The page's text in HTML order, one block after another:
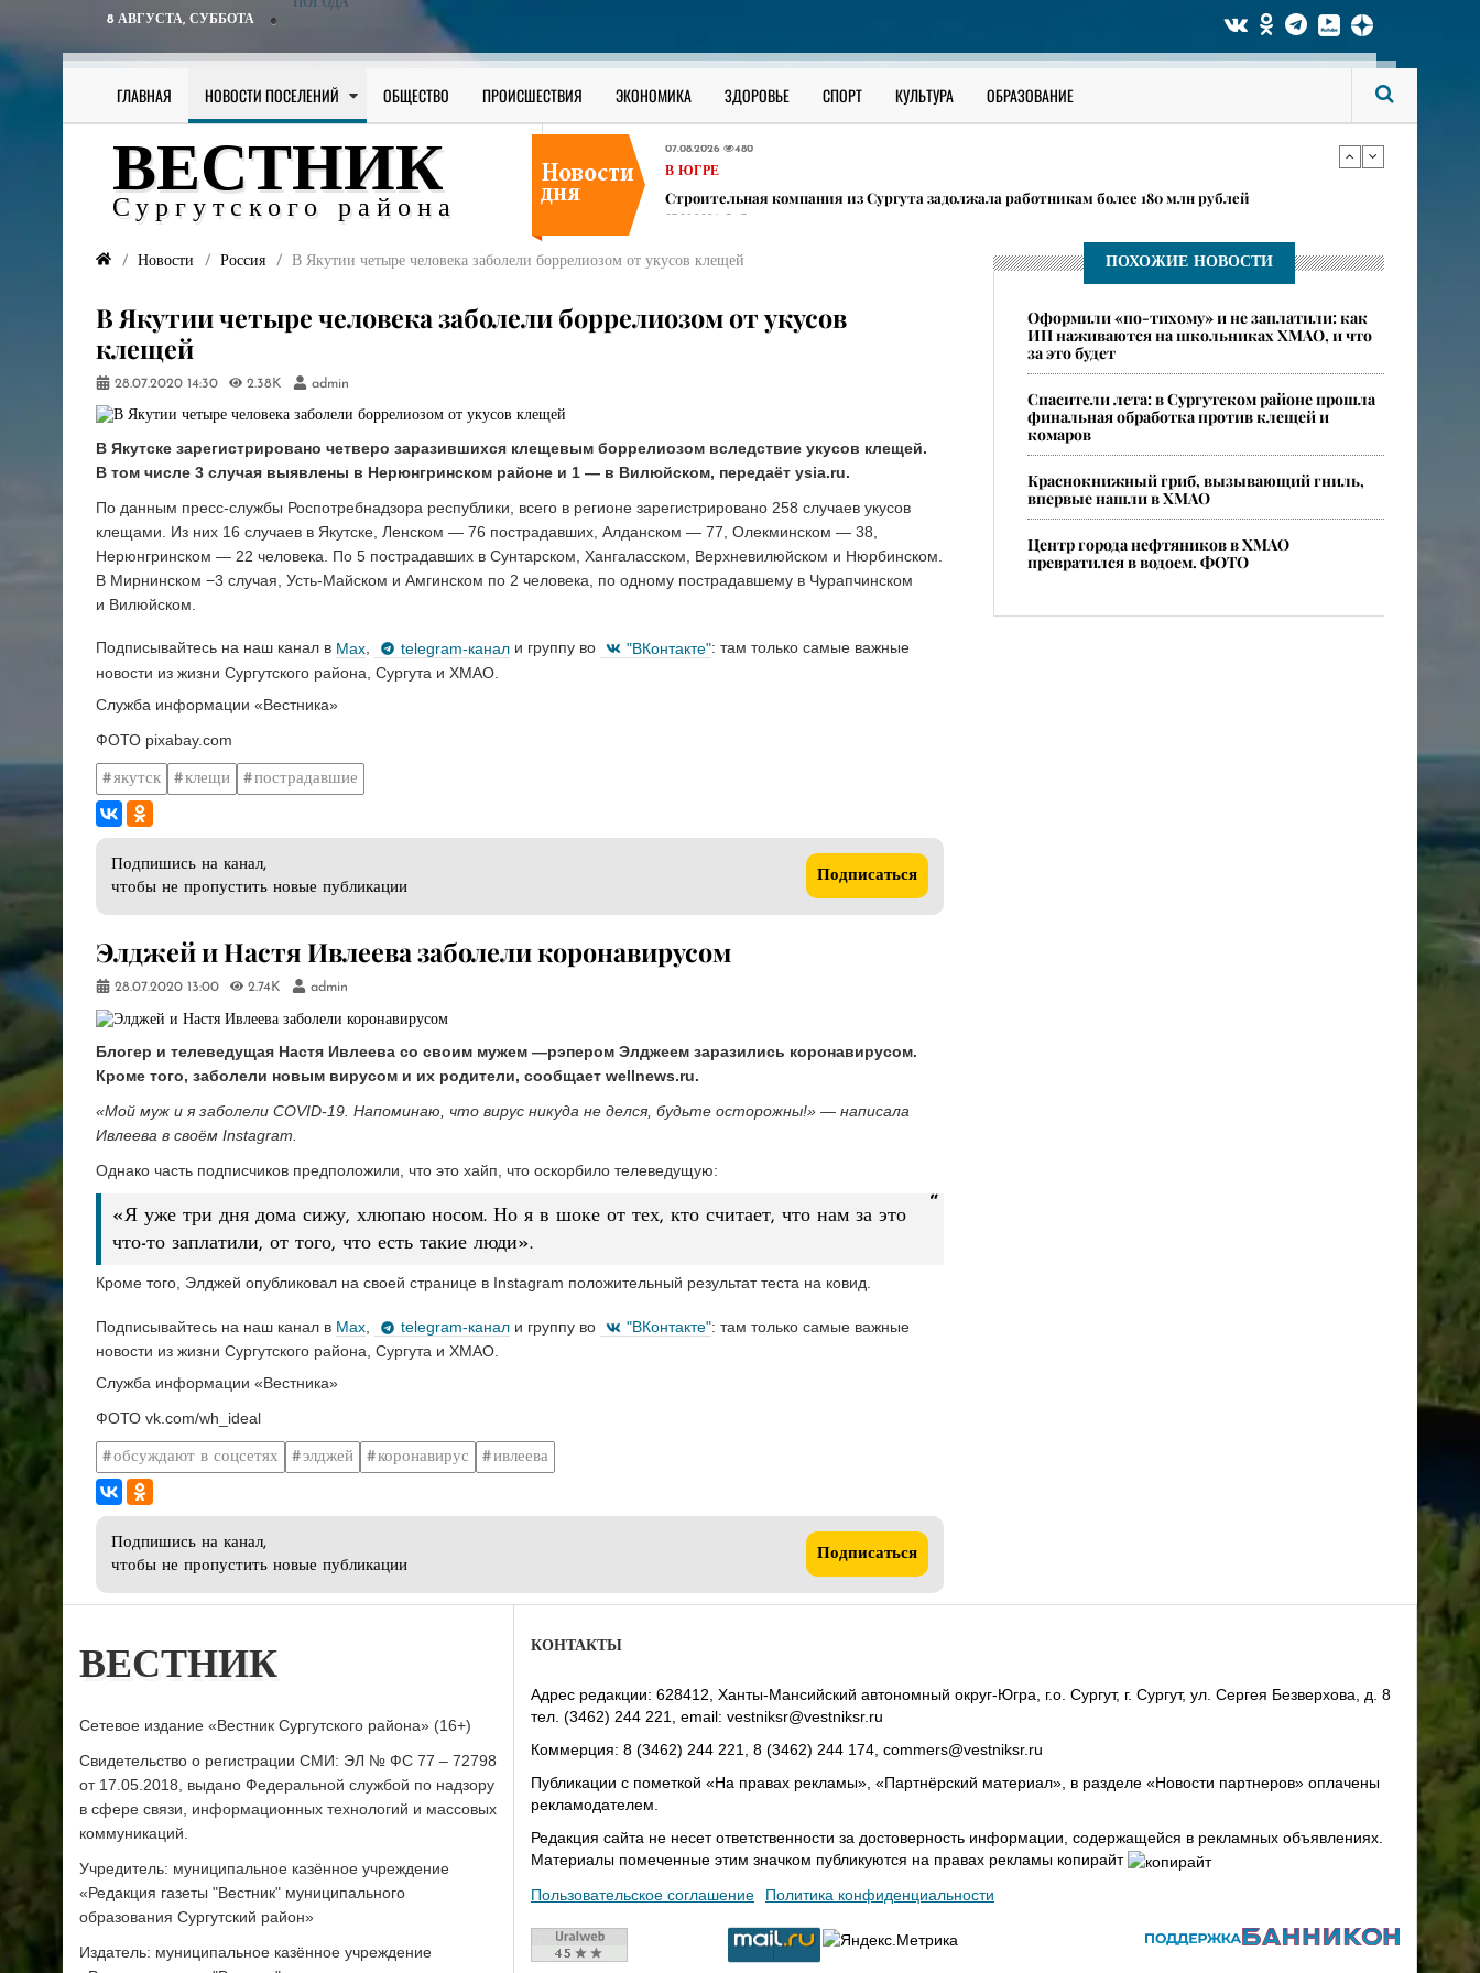
8 АВГУСТА, СУББОТА
ПОГОДА
ГЛАВНАЯ НОВОСТИ ПОСЕЛЕНИЙ ОБЩЕСТВО ПРОИСШЕСТВИЯ ЭКОНОМИКА ЗДОРОВЬЕ СПОРТ КУЛЬТУРА ОБРАЗОВАНИЕ
ВЕСТНИК
Сургутского района
Пара байкеров, отмечавшая медовый месяц в пути, попала в смертельное ДТП на пути из ХМАО в
Тюмень
В ЮГРЕ
В Сургутском районе ищут утонувшего в Оби мужчину
07.08.2026 480
В ЮГРЕ
​Строительная компания из Сургута задолжала работникам более 180 млн рублей
07.08.2026 474
Пара байкеров, отмечавшая медовый месяц в пути, попала в смертельное ДТП на пути из ХМАО в
В ЮГРЕ
В Сургутском районе ищут утонувшего в Оби мужчину
Новости Россия В Якутии четыре человека заболели боррелиозом от укусов клещей
В Якутии четыре человека заболели боррелиозом от укусов
клещей
28.07.2020 14:30 2.38K admin
В Якутске зарегистрировано четверо заразившихся клещевым боррелиозом вследствие укусов клещей.
В том числе 3 случая выявлены в Нерюнгринском районе и 1 — в Вилюйском, передаёт ysia.ru.
По данным пресс-службы Роспотребнадзора республики, всего в регионе зарегистрировано 258 случаев укусов
клещами. Из них 16 случаев в Якутске, Ленском — 76 пострадавших, Алданском — 77, Олекминском — 38,
Нерюнгринском — 22 человека. По 5 пострадавших в Сунтарском, Хангаласском, Верхневилюйском и Нюрбинском.
В Мирнинском −3 случая, Усть-Майском и Амгинском по 2 человека, по одному пострадавшему в Чурапчинском
и Вилюйском.
Подписывайтесь на наш канал в Max, telegram-канал и группу во "ВКонтакте": там только самые важные
новости из жизни Сургутского района, Сургута и ХМАО.
Служба информации «Вестника»
ФОТО pixabay.com
якутск клещи пострадавшие
Подпишись на канал,
чтобы не пропустить новые публикации
Подписаться
Элджей и Настя Ивлеева заболели коронавирусом
28.07.2020 13:00 2.74K admin
Блогер и телеведущая Настя Ивлеева со своим мужем —рэпером Элджеем заразились коронавирусом.
Кроме того, заболели новым вирусом и их родители, сообщает wellnews.ru.
«Мой муж и я заболели COVID-19. Напоминаю, что вирус никуда не делся, будьте осторожны!» — написала
Ивлеева в своём Instagram.
Однако часть подписчиков предположили, что это хайп, что оскорбило телеведущую:
«Я уже три дня дома сижу, хлюпаю носом. Но я в шоке от тех, кто считает, что нам за это
что-то заплатили, от того, что есть такие люди».
Кроме того, Элджей опубликовал на своей странице в Instagram положительный результат теста на ковид.
Подписывайтесь на наш канал в Max telegram-канал и группу во "ВКонтакте": там только самые важные
новости из жизни Сургутского района, Сургута и ХМАО.
Служба информации «Вестника»
ФОТО vk.com/wh_ideal
обсуждают в соцсетях элджей коронавирус ивлеева
Подпишись на канал,
чтобы не пропустить новые публикации
Подписаться
ПОХОЖИЕ НОВОСТИ
Оформили «по-тихому» и не заплатили: как
ИП наживаются на школьниках ХМАО, и что
за это будет
Спасители лета: в Сургутском районе прошла
финальная обработка против клещей и
комаров
​Краснокнижный гриб, вызывающий гниль,
впервые нашли в ХМАО
Центр города нефтяников в ХМАО
превратился в водоем. ФОТО
ВЕСТНИК
Сетевое издание «Вестник Сургутского района» (16+)
Свидетельство о регистрации СМИ: ЭЛ № ФС 77 – 72798
от 17.05.2018, выдано Федеральной службой по надзору
в сфере связи, информационных технологий и массовых
коммуникаций.
Учредитель: муниципальное казённое учреждение
«Редакция газеты "Вестник" муниципального
образования Сургутский район»
Издатель: муниципальное казённое учреждение
КОНТАКТЫ
Адрес редакции: 628412, Ханты-Мансийский автономный округ-Югра, г.о. Сургут, г. Сургут, ул. Сергея Безверхова, д. 8
тел. (3462) 244 221, email: vestniksr@vestniksr.ru
Коммерция: 8 (3462) 244 221, 8 (3462) 244 174, commers@vestniksr.ru
Публикации с пометкой «На правах рекламы», «Партнёрский материал», в разделе «Новости партнеров» оплачены
рекламодателем.
Редакция сайта не несет ответственности за достоверность информации, содержащейся в рекламных объявлениях.
Материалы помеченные этим значком публикуются на правах рекламы копирайт
Пользовательское соглашение
Политика конфиденциальности